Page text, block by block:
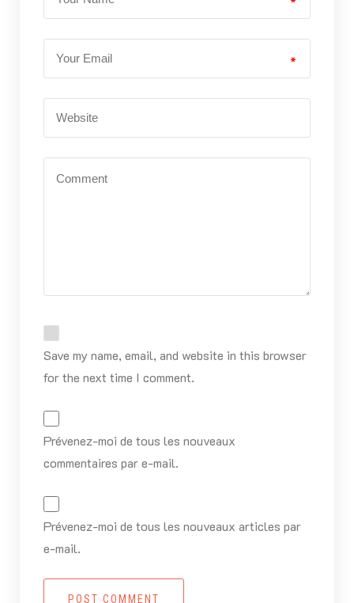
*
Save my name, email, and website in this browser
for the next time I comment.
Prévenez-moi de tous les nouveaux
commentaires par e-mail.
Prévenez-moi de tous les nouveaux articles par
e-mail.
POST COMMENT